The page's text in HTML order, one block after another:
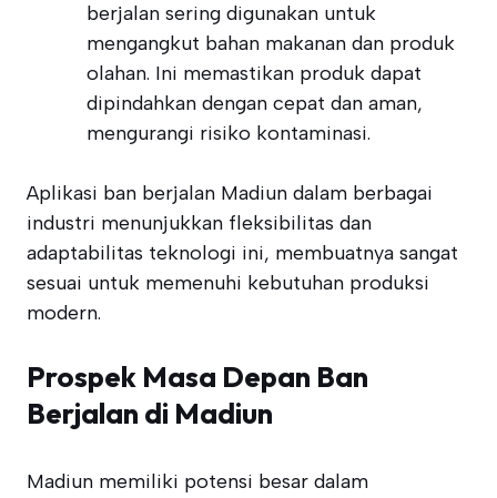
berjalan sering digunakan untuk
mengangkut bahan makanan dan produk
olahan. Ini memastikan produk dapat
dipindahkan dengan cepat dan aman,
mengurangi risiko kontaminasi.
Aplikasi ban berjalan Madiun dalam berbagai
industri menunjukkan fleksibilitas dan
adaptabilitas teknologi ini, membuatnya sangat
sesuai untuk memenuhi kebutuhan produksi
modern.
Prospek Masa Depan Ban
Berjalan di Madiun
Madiun memiliki potensi besar dalam